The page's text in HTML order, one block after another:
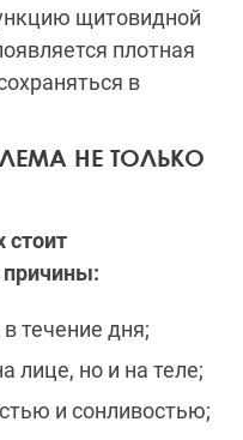
щитовидной
плотная
в
НЕ ТОЛЬКО
стоит
причины:
течение дня;
лице, но и на теле;
и сонливостью;